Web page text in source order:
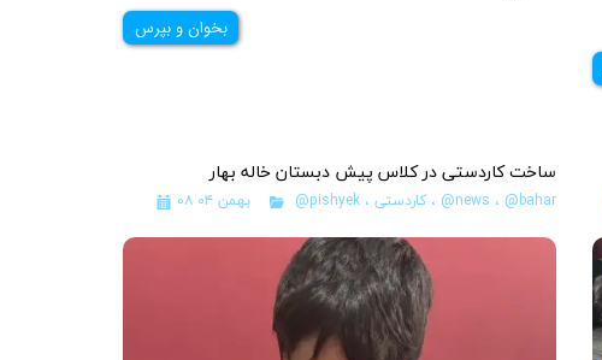
بخوان و بپرس
ساخت کاردستی در کلاس پیش دبستان خاله بهار
۰۸ بهمن ۰۴ @pishyek، کاردستی، @news ، @bahar